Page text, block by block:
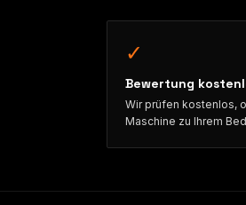
✓
Bewertung
Wir prüfen kostenlos,
Maschine zu Ihrem